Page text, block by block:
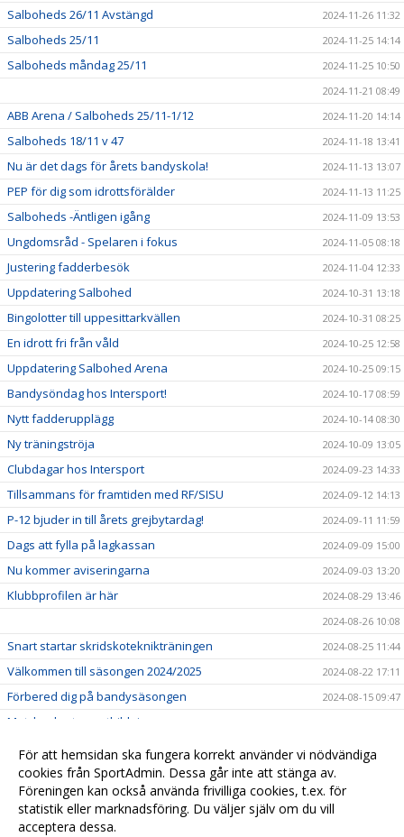
Salboheds 26/11 Avstängd 2024-11-26 11:32
Salboheds 25/11 2024-11-25 14:14
Salboheds måndag 25/11
2024-11-25 10:50
2024-11-21 08:49
ABB Arena / Salboheds 25/11-1/12 2024-11-20 14:14
Salboheds 18/11 v 47 2024-11-18 13:41
Nu är det dags för årets bandyskola! 2024-11-13 13:07
PEP för dig som idrottsförälder 2024-11-13 11:25
Salboheds -Äntligen igång 2024-11-09 13:53
Ungdomsråd - Spelaren i fokus 2024-11-05 08:18
Justering fadderbesök 2024-11-04 12:33
Uppdatering Salbohed 2024-10-31 13:18
Bingolotter till uppesittarkvällen 2024-10-31 08:25
En idrott fri från våld 2024-10-25 12:58
Uppdatering Salbohed Arena 2024-10-25 09:15
Bandysöndag hos Intersport! 2024-10-17 08:59
Nytt fadderupplägg 2024-10-14 08:30
Ny träningströja 2024-10-09 13:05
Clubdagar hos Intersport 2024-09-23 14:33
Tillsammans för framtiden med RF/SISU 2024-09-12 14:13
P-12 bjuder in till årets grejbytardag! 2024-09-11 11:59
Dags att fylla på lagkassan 2024-09-09 15:00
Nu kommer aviseringarna 2024-09-03 13:20
Klubbprofilen är här
2024-08-29 13:46
2024-08-26 10:08
Snart startar skridskoteknikträningen 2024-08-25 11:44
Välkommen till säsongen 2024/2025 2024-08-22 17:11
Förbered dig på bandysäsongen 2024-08-15 09:47
Matchsekreterarutbildningar
Nu finns säsongens istider här 2024-08-03 17:45
Lansering av Sportadmin 2024-05-24 09:24
Välkommen till VSK Bandy Ungdom 2024-01-05 15:39
För att hemsidan ska fungera korrekt använder vi nödvändiga
cookies från SportAdmin. Dessa går inte att stänga av.
Föreningen kan också använda frivilliga cookies, t.ex. för
statistik eller marknadsföring. Du väljer själv om du vill
acceptera dessa.